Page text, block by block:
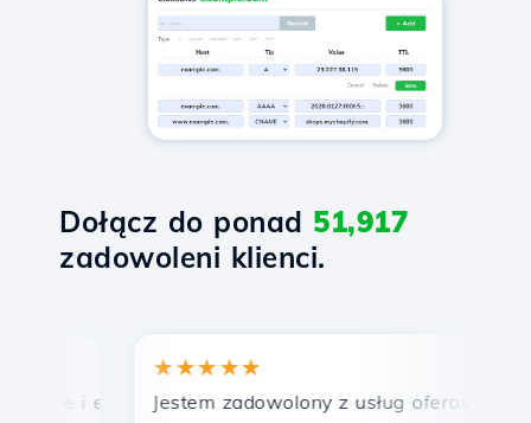
Dołącz do ponad 51,917
zadowoleni klienci.
i efektywne wsparcie techniczne.
★★★★★
Jestem zadowolony z usług oferowanych